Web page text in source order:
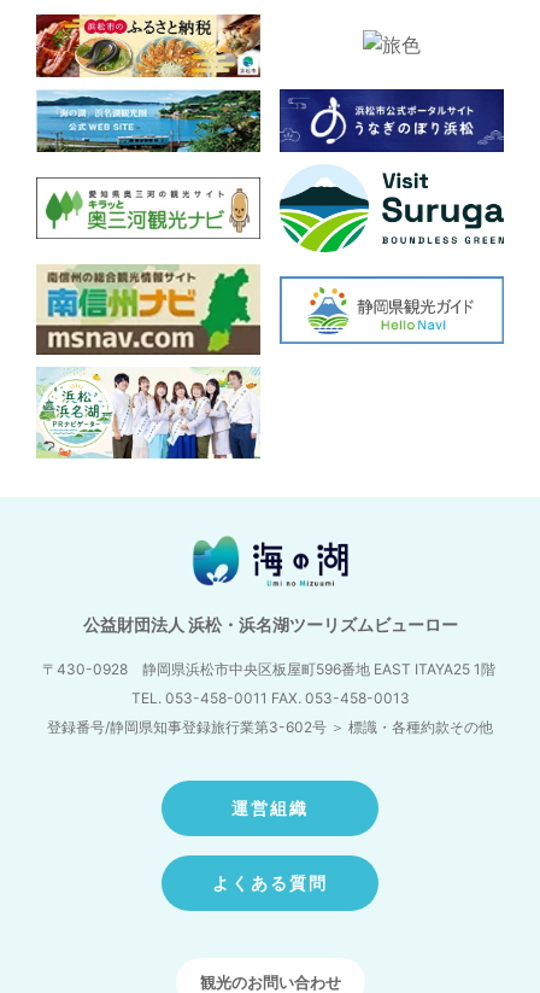
公益財団法人 浜松・浜名湖ツーリズムビューロー
〒430-0928 静岡県浜松市中央区板屋町596番地 EAST ITAYA25 1階
TEL. 053-458-0011 FAX. 053-458-0013
登録番号/静岡県知事登録旅行業第3-602号 ＞ 標識・各種約款その他
運営組織
よくある質問
観光のお問い合わせ